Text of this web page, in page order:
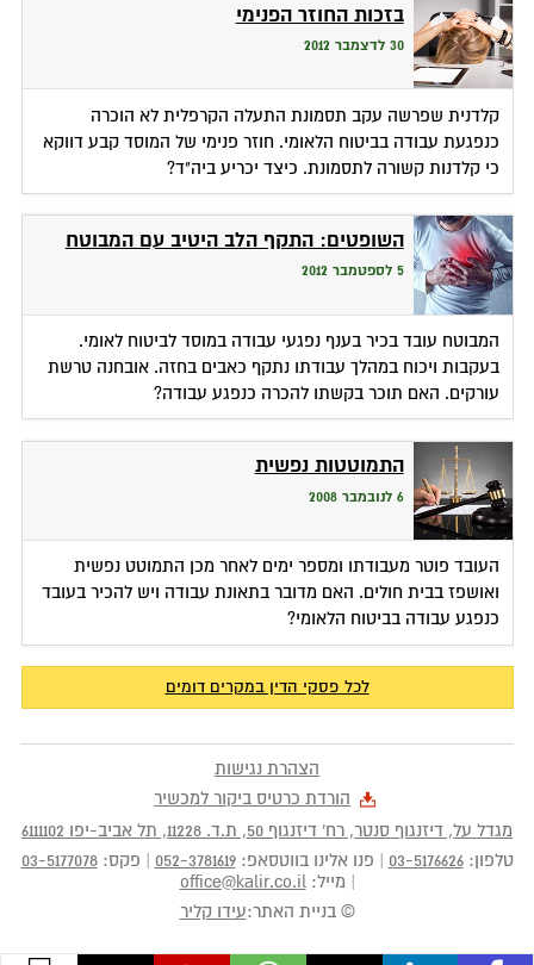
בזכות החוזר הפנימי
30 לדצמבר 2012
קלדנית שפרשה עקב תסמונת התעלה הקרפלית לא הוכרה
כנפגעת עבודה בביטוח הלאומי. חוזר פנימי של המוסד קבע דווקא
כי קלדנות קשורה לתסמונת. כיצד יכריע ביה"ד?
השופטים: התקף הלב היטיב עם המבוטח
5 לספטמבר 2012
המבוטח עובד בכיר בענף נפגעי עבודה במוסד לביטוח לאומי.
בעקבות ויכוח במהלך עבודתו נתקף כאבים בחזה. אובחנה טרשת
עורקים. האם תוכר בקשתו להכרה כנפגע עבודה?
התמוטטות נפשית
6 לנובמבר 2008
העובד פוטר מעבודתו ומספר ימים לאחר מכן התמוטט נפשית
ואושפז בבית חולים. האם מדובר בתאונת עבודה ויש להכיר בעובד
כנפגע עבודה בביטוח הלאומי?
לכל פסקי הדין במקרים דומים
הצהרת נגישות
הורדת כרטיס ביקור למכשיר
מגדל על, דיזנגוף סנטר, רח' דיזנגוף 50
, ת.ד. 11228
, תל אביב-יפו 6111102
טלפון:03-5176626 פנו אלינו בווטסאפ:052-3781619 פקס:03-5177078
מייל:office@kalir.co.il
© בניית האתר:עידו קליר